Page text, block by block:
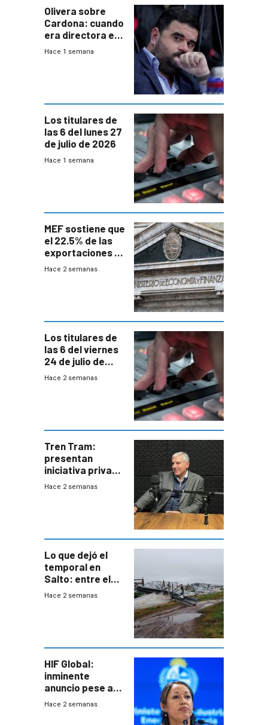
Olivera sobre
Cardona: cuando
era directora en
UTE “no era muy
Hace 1 semana
Los titulares de
las 6 del lunes 27
de julio de 2026
Hace 1 semana
MEF sostiene que
el 22.5% de las
exportaciones a
EE.UU se verán
Hace 2 semanas
Los titulares de
las 6 del viernes
24 de julio de
2026
Hace 2 semanas
Tren Tram:
presentan
iniciativa privada
para una red de
Hace 2 semanas
Lo que dejó el
temporal en
Salto: entre el
impacto
Hace 2 semanas
HIF Global:
inminente
anuncio pese a
declaración de
Hace 2 semanas